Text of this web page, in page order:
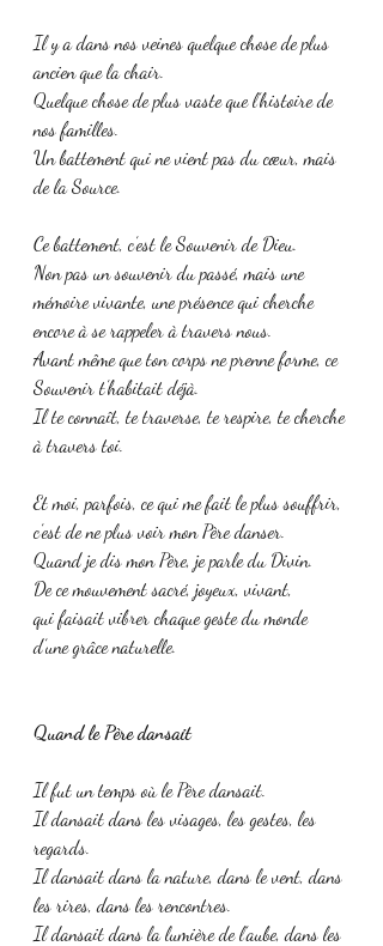
Il y a dans nos veines quelque chose de plus
ancien que la chair.
Quelque chose de plus vaste que l’histoire de
nos familles.
Un battement qui ne vient pas du cœur, mais
de la Source.
Ce battement, c’est le Souvenir de Dieu.
Non pas un souvenir du passé, mais une
mémoire vivante, une présence qui cherche
encore à se rappeler à travers nous.
Avant même que ton corps ne prenne forme, ce
Souvenir t’habitait déjà.
Il te connaît, te traverse, te respire, te cherche
à travers toi.
Et moi, parfois, ce qui me fait le plus souffrir,
c’est de ne plus voir mon Père danser.
Quand je dis mon Père, je parle du Divin.
De ce mouvement sacré, joyeux, vivant,
qui faisait vibrer chaque geste du monde
d’une grâce naturelle.
Quand le Père dansait
Il fut un temps où le Père dansait.
Il dansait dans les visages, les gestes, les
regards.
Il dansait dans la nature, dans le vent, dans
les rires, dans les rencontres.
Il dansait dans la lumière de l’aube, dans les